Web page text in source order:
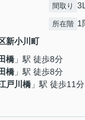
間取り
所在階 1
新小川町
橋 」駅 徒歩8分
橋 」駅 徒歩8分
戸川橋 」駅 徒歩11分